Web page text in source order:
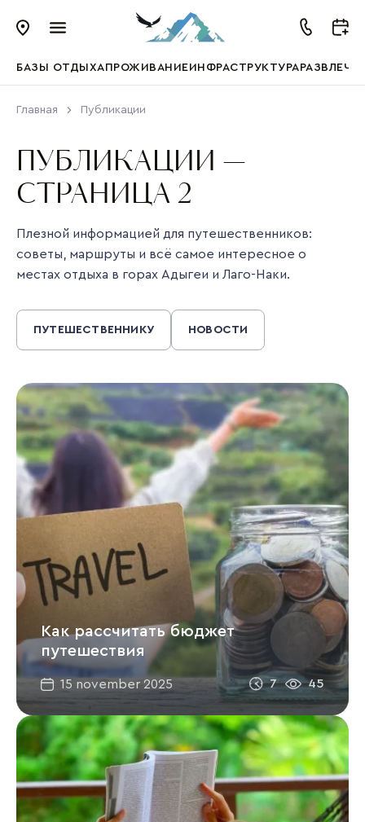
БАЗЫ ОТДЫХАПРОЖИВАНИЕИНФРАСТРУКТУРА
Главная Публикации
ПУБЛИКАЦИИ —
СТРАНИЦА 2
Плезной информацией для путешественников:
советы, маршруты и всё самое интересное о
местах отдыха в горах Адыгеи и Лаго-Наки.
ПУТЕШЕСТВЕННИКУ НОВОСТИ
Как рассчитать бюджет
путешествия
15 november 2025 7 45